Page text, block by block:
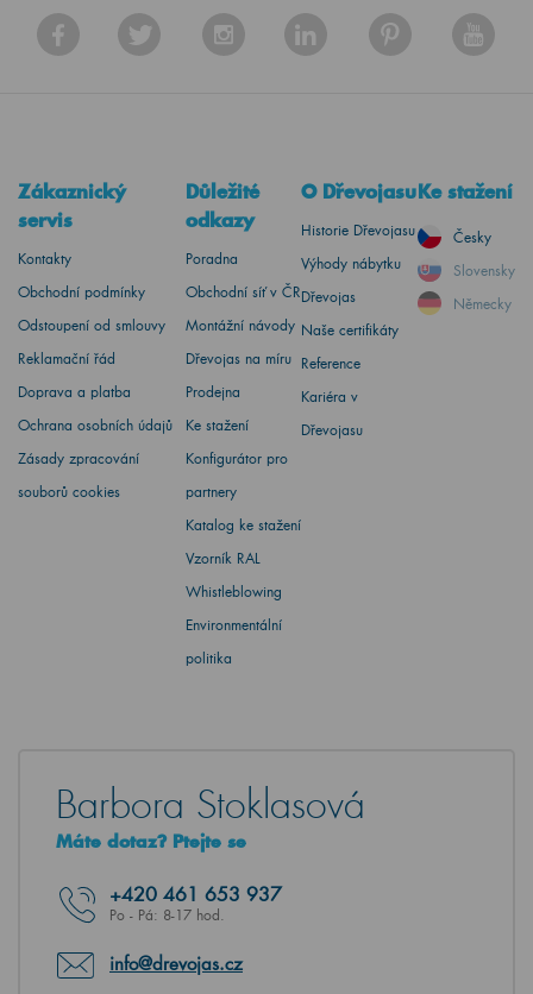
Zákaznický
servis
Kontakty
Obchodní podmínky
Odstoupení od smlouvy
Reklamační řád
Doprava a platba
Ochrana osobních údajů
Zásady zpracování
souborů cookies
Důležité
odkazy
Poradna
Obchodní síť v ČR
Montážní návody
Dřevojas na míru
Prodejna
Ke stažení
Konfigurátor pro
partnery
Katalog ke stažení
Vzorník RAL
Whistleblowing
Environmentální
politika
O Dřevojasu
Historie Dřevojasu
Výhody nábytku
Dřevojas
Naše certifikáty
Reference
Kariéra v
Dřevojasu
Ke stažení
Česky
Slovensky
Německy
Barbora Stoklasová
Máte dotaz? Ptejte se
+420 461 653 937
Po - Pá: 8-17 hod.
info@drevojas.cz